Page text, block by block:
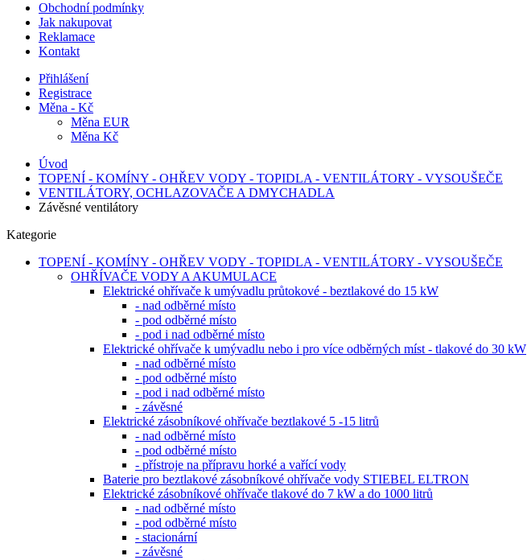
Obchodní podmínky
Jak nakupovat
Reklamace
Kontakt
Přihlášení
Registrace
Měna - Kč
Měna EUR
Měna Kč
Úvod
TOPENÍ - KOMÍNY - OHŘEV VODY - TOPIDLA - VENTILÁTORY - VYSOUŠEČE
VENTILÁTORY, OCHLAZOVAČE A DMYCHADLA
Závěsné ventilátory
Kategorie
TOPENÍ - KOMÍNY - OHŘEV VODY - TOPIDLA - VENTILÁTORY - VYSOUŠEČE
OHŘÍVAČE VODY A AKUMULACE
Elektrické ohřívače k umývadlu průtokové - beztlakové do 15 kW
- nad odběrné místo
- pod odběrné místo
- pod i nad odběrné místo
Elektrické ohřívače k umývadlu nebo i pro více odběrných míst - tlakové do 30 kW
- nad odběrné místo
- pod odběrné místo
- pod i nad odběrné místo
- závěsné
Elektrické zásobníkové ohřívače beztlakové 5 -15 litrů
- nad odběrné místo
- pod odběrné místo
- přístroje na přípravu horké a vařící vody
Baterie pro beztlakové zásobníkové ohřívače vody STIEBEL ELTRON
Elektrické zásobníkové ohřívače tlakové do 7 kW a do 1000 litrů
- nad odběrné místo
- pod odběrné místo
- stacionární
- závěsné